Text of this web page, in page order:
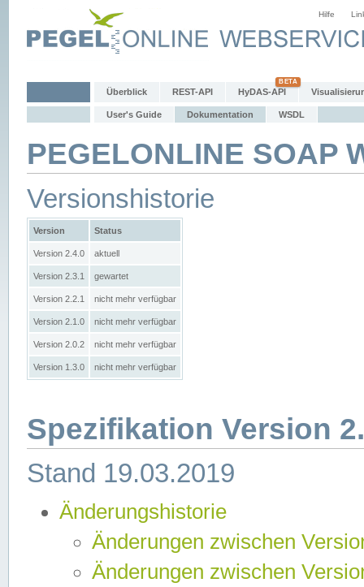
Hilfe
Überblick REST-API HyDAS-API
User's Guide Dokumentation WSDL
PEGELONLINE SOAP
Versionshistorie
Version Status
Version 2.4.0 aktuell
Version 2.3.1 gewartet
Version 2.2.1 nicht mehr verfügbar
Version 2.1.0 nicht mehr verfügbar
Version 2.0.2 nicht mehr verfügbar
Version 1.3.0 nicht mehr verfügbar
Spezifikation Version
Stand 19.03.2019
Änderungshistorie
Änderungen zwischen
Änderungen zwischen